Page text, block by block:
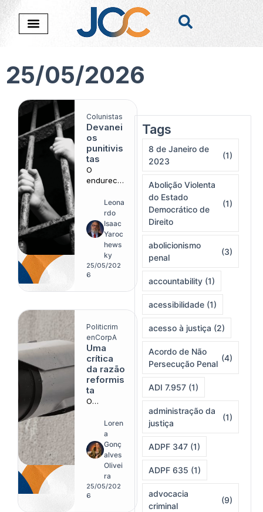
25/05/2026
Nada foi encontado
Colunistas
Devanei
os
punitivis
tas
O
endureci
penas
segue
produzind
o prisões
lotadas
reduzir a
violência
Leona
rdo
Isaac
Yaroc
hews
ky
25/05/202
6
Politicrim
enCorpA
Uma
crítica
da razão
reformis
ta
O
democráti
co talvez
seja
apenas
outra face
da
expansão
Loren
a
Gonç
alves
Olivei
ra
25/05/202
6
Tags
8 de Janeiro de
2023
(1)
Abolição Violenta
do Estado
Democrático de
Direito
(1)
abolicionismo
penal
(3)
accountability (1)
acessibilidade (1)
acesso à justiça (2)
Acordo de Não
Persecução Penal
(4)
ADI 7.957 (1)
administração da
justiça
(1)
ADPF 347 (1)
ADPF 635 (1)
advocacia
criminal
(9)